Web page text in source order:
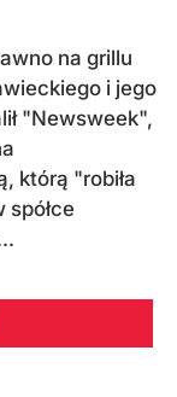
na grillu
i jego
"Newsweek",
którą "robiła
spółce